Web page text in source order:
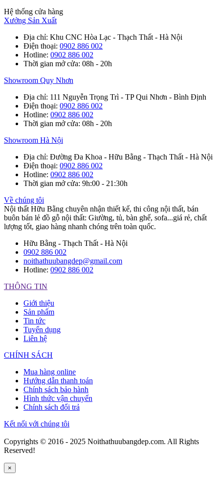
Hệ thống cửa hàng
Xưởng Sản Xuất
Địa chỉ: Khu CNC Hòa Lạc - Thạch Thất - Hà Nội
Điện thoại: 0902 886 002
Hotline: 0902 886 002
Thời gian mở cửa: 08h - 20h
Showroom Quy Nhơn
Địa chỉ: 111 Nguyễn Trọng Trì - TP Qui Nhơn - Bình Định
Điện thoại: 0902 886 002
Hotline: 0902 886 002
Thời gian mở cửa: 08h - 20h
Showroom Hà Nội
Địa chỉ: Đường Đa Khoa - Hữu Bằng - Thạch Thất - Hà Nội
Điện thoại: 0902 886 002
Hotline: 0902 886 002
Thời gian mở cửa: 9h:00 - 21:30h
Về chúng tôi
Nội thất Hữu Bằng chuyên nhận thiết kế, thi công nội thất, bán
buôn bán lẻ đồ gỗ nội thất: Giường, tủ, bàn ghế, sofa...giá rẻ, chất
lượng tốt, giao hàng nhanh chóng trên toàn quốc.
Hữu Bằng - Thạch Thất - Hà Nội
0902 886 002
noithathuubangdep@gmail.com
Hotline: 0902 886 002
THÔNG TIN
Giới thiệu
Sản phẩm
Tin tức
Tuyển dụng
Liên hệ
CHÍNH SÁCH
Mua hàng online
Hướng dẫn thanh toán
Chính sách bảo hành
Hình thức vận chuyển
Chính sách đổi trả
Kết nối với chúng tôi
Copyrights © 2016 - 2025 Noithathuubangdep.com. All Rights
Reserved!
×